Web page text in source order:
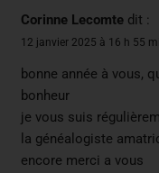
Corinne Lecomte dit :
12 janvier 2025 à 16 h 55
bonne année à vous,
bonheur
je vous suis
la généalogiste
encore merci a vous